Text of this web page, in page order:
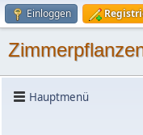
Einloggen
Hauptmenü